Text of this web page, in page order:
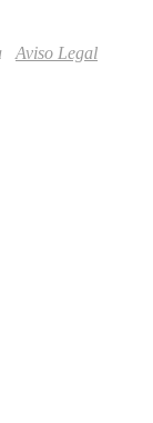
Aviso Legal